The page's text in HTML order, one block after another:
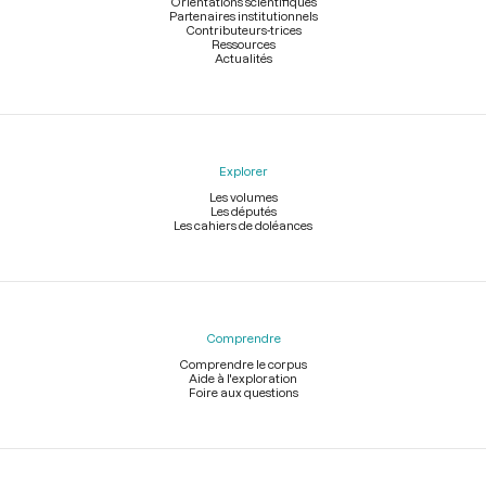
Partenaires institutionnels
Contributeurs-trices
Ressources
Actualités
Explorer
Les volumes
Les députés
Les cahiers de doléances
Comprendre
Comprendre le corpus
Aide à l'exploration
Foire aux questions